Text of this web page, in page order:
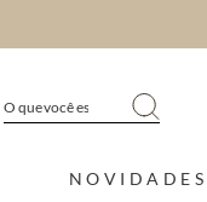
NOVIDADES